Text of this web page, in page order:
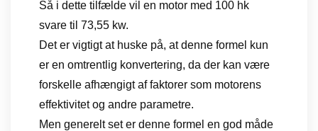
Så i dette tilfælde vil en motor med 100 hk
svare til 73,55 kw.
Det er vigtigt at huske på, at denne formel kun
er en omtrentlig konvertering, da der kan være
forskelle afhængigt af faktorer som motorens
effektivitet og andre parametre.
Men generelt set er denne formel en god måde